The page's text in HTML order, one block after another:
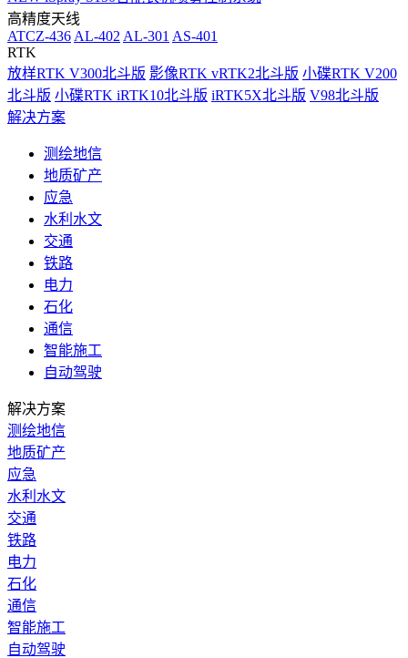
高精度天线
ATCZ-436 AL-402 AL-301 AS-401
RTK
放样RTK V300北斗版 影像RTK vRTK2北斗版 小碟RTK V200
北斗版 小碟RTK iRTK10北斗版 iRTK5X北斗版 V98北斗版
解决方案
测绘地信
地质矿产
应急
水利水文
交通
铁路
电力
石化
通信
智能施工
自动驾驶
解决方案
测绘地信
地质矿产
应急
水利水文
交通
铁路
电力
石化
通信
智能施工
自动驾驶